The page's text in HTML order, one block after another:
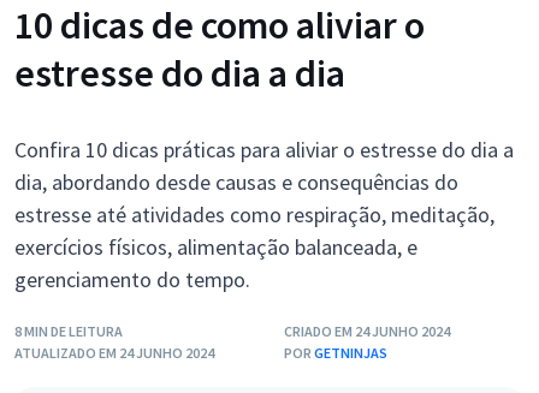
10 dicas de como aliviar o
estresse do dia a dia
Confira 10 dicas práticas para aliviar o estresse do dia a
dia, abordando desde causas e consequências do
estresse até atividades como respiração, meditação,
exercícios físicos, alimentação balanceada, e
gerenciamento do tempo.
8 MIN DE LEITURA
CRIADO EM 24 JUNHO 2024
ATUALIZADO EM 24 JUNHO 2024
POR GETNINJAS